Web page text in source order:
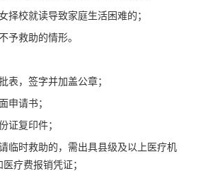
择校就读导致家庭生活困难的；
予救助的情形。
表，签字并加盖公章；
申请书；
证复印件；
临时救助的，需出具县级及以上医疗机
疗费报销凭证；